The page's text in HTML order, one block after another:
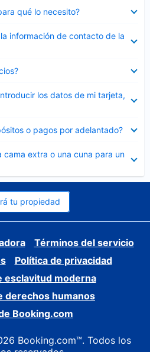
qué lo necesito?
información de contacto de la
los datos de mi tarjeta,
o pagos por adelantado?
cama extra o una cuna para un
tu propiedad
Términos del servicio
Política de privacidad
esclavitud moderna
derechos humanos
Booking.com
Booking.com™. Todos los